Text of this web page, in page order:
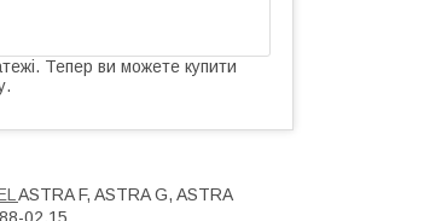
Тепер ви можете купити
ASTRA F, ASTRA G, ASTRA
02.15